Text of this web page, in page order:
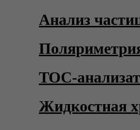
Анализ
TOC-
Жидкостная